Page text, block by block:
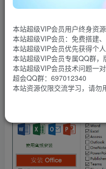
它可以在线下载安装 Office
零售版转换批量许可版，在
Office密钥许可证安装。
软件截图
本站超级VIP会员用户终身资
本站超级VIP会员：免费搭建
本站超级VIP会员优先获得个
本站超级VIP会员专属QQ群
本站超级VIP会员技术问题一
超会QQ群：697012340
本站资源仅限交流学习，请勿